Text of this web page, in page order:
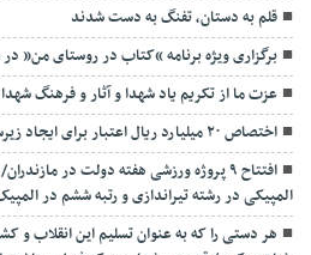
قلم به دستان، تفنگ به دست شدند
برگزاری ویژه برنامه “کتاب در روستای من”
عزت ما از تکریم یاد شهدا و آثار و فرهنگ
اختصاص ۲۰ میلیارد ریال اعتبار برای ایجاد زیرساخت دریاچه الندان ساری
افتتاح ۹ پروژه ورزشی هفته دولت در
المپیکی در رشته تیراندازی و رتبه ششم در المپیک ۲۰۲۴
هر دستی را که به عنوان تسلیم این انقلاب و